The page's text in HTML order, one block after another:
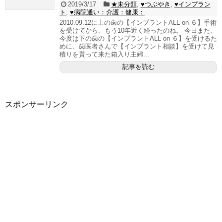
2019/3/17 ★未分類, ♥つぶやき , ♥インプラン
ト , ♥病院通い：介護：健康：
2010.09.12に上の歯の【インプラントALL on ６】手術
を受けてから、もう10年近く経ったのね。 今日また、
今度は下の歯の【インプラントALL on ６】を受けるた
めに、歯医者さんで【インプラント相談】を受けて見
積りを貰って来た箱入り主婦...
記事を読む
スポンサーリンク